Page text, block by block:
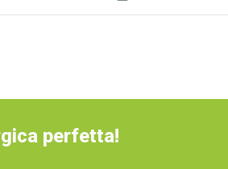
perfetta!